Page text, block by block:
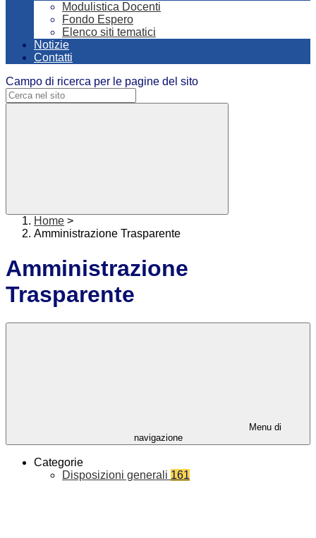
Modulistica Docenti
Fondo Espero
Elenco siti tematici
Notizie
Contatti
Campo di ricerca per le pagine del sito
Home >
Amministrazione Trasparente
Amministrazione
Trasparente
Menu di
navigazione
Categorie
Disposizioni generali 161